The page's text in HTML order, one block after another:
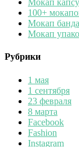
Мокап
100+
Мокап
Мокап
Рубрики
1 мая
1 сентября
23 февраля
8 марта
Facebook
Fashion
Instagram